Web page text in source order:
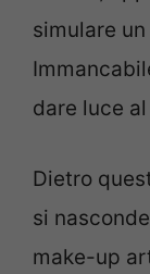
simulare
dare luce
Dietro
si
make-up